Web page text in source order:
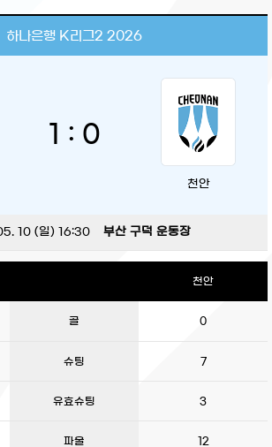
하나은행 K리그2 2026
1 : 0
천안
10 (일) 16:30 부산 구덕 운동장
천안
골 0
슈팅 7
유효슈팅 3
파울 12